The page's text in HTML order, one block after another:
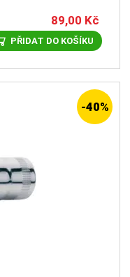
89,00 Kč
PŘIDAT DO KOŠÍKU
-40%